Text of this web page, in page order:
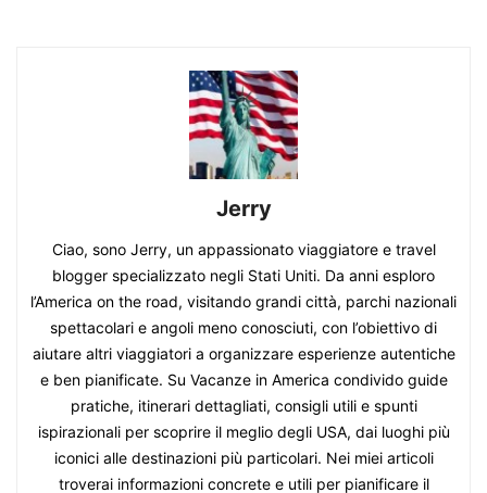
Jerry
Ciao, sono Jerry, un appassionato viaggiatore e travel
blogger specializzato negli Stati Uniti. Da anni esploro
l’America on the road, visitando grandi città, parchi nazionali
spettacolari e angoli meno conosciuti, con l’obiettivo di
aiutare altri viaggiatori a organizzare esperienze autentiche
e ben pianificate. Su Vacanze in America condivido guide
pratiche, itinerari dettagliati, consigli utili e spunti
ispirazionali per scoprire il meglio degli USA, dai luoghi più
iconici alle destinazioni più particolari. Nei miei articoli
troverai informazioni concrete e utili per pianificare il